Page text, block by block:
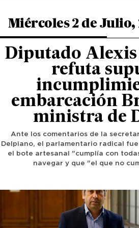
Miércoles 2 de Julio,
Diputado Alexis
refuta
embarcación
ministra de
Ante los comentarios de la
Delpiano, el parlamentario radical
el bote artesanal "cumplía con
navegar y que "el que no